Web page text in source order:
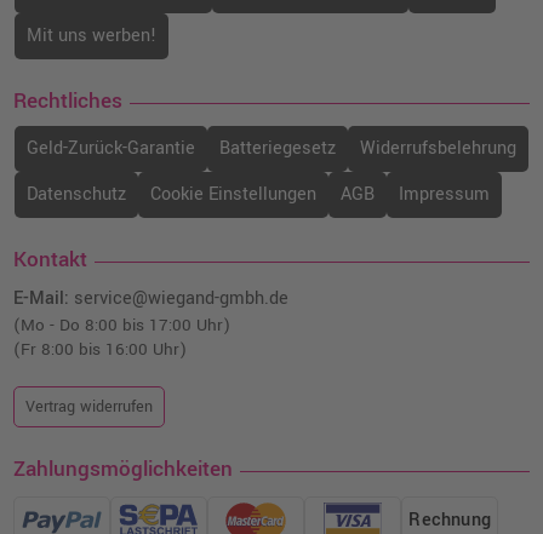
Mit uns werben!
Rechtliches
Geld-Zurück-Garantie Batteriegesetz
Widerrufsbelehrung
Datenschutz
Cookie Einstellungen AGB Impressum
Kontakt
E-Mail: service@wiegand-gmbh.de
(Mo - Do 8:00 bis 17:00 Uhr)
(Fr 8:00 bis 16:00 Uhr)
Vertrag widerrufen
Zahlungsmöglichkeiten
Rechnung